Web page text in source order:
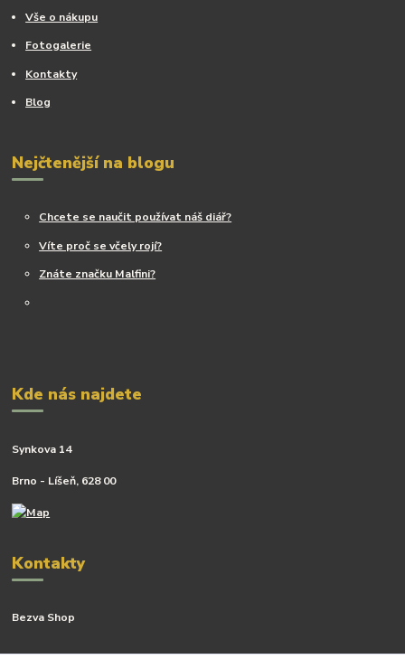
Vše o nákupu
Fotogalerie
Kontakty
Blog
Nejčtenější na blogu
Chcete se naučit používat náš diář?
Víte proč se včely rojí?
Znáte značku Malfini?
Kde nás najdete
Synkova 14
Brno - Líšeň, 628 00
Kontakty
Bezva Shop